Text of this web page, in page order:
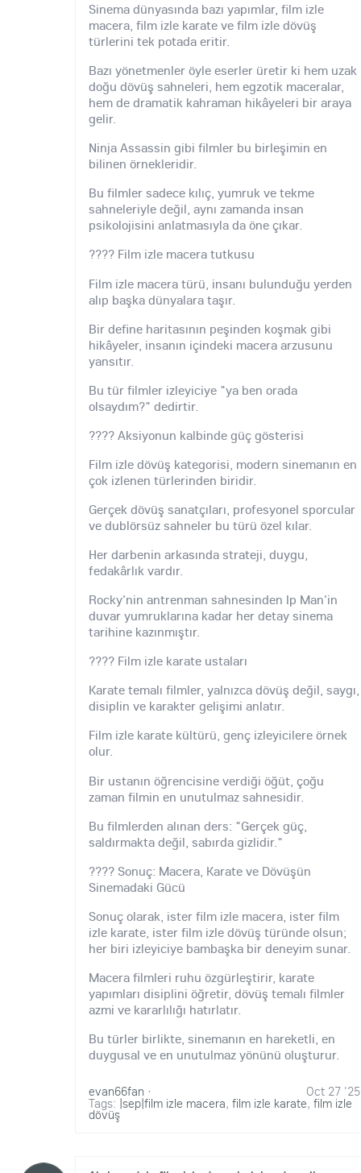
Sinema dünyasında bazı yapımlar, film izle
macera, film izle karate ve film izle dövüş
türlerini tek potada eritir.
Bazı yönetmenler öyle eserler üretir ki hem uzak
doğu dövüş sahneleri, hem egzotik maceralar,
hem de dramatik kahraman hikâyeleri bir araya
gelir.
Ninja Assassin gibi filmler bu birleşimin en
bilinen örnekleridir.
Bu filmler sadece kılıç, yumruk ve tekme
sahneleriyle değil, aynı zamanda insan
psikolojisini anlatmasıyla da öne çıkar.
???? Film izle macera tutkusu
Film izle macera türü, insanı bulunduğu yerden
alıp başka dünyalara taşır.
Bir define haritasının peşinden koşmak gibi
hikâyeler, insanın içindeki macera arzusunu
yansıtır.
Bu tür filmler izleyiciye "ya ben orada
olsaydım?" dedirtir.
???? Aksiyonun kalbinde güç gösterisi
Film izle dövüş kategorisi, modern sinemanın en
çok izlenen türlerinden biridir.
Gerçek dövüş sanatçıları, profesyonel sporcular
ve dublörsüz sahneler bu türü özel kılar.
Her darbenin arkasında strateji, duygu,
fedakârlık vardır.
Rocky'nin antrenman sahnesinden Ip Man'in
duvar yumruklarına kadar her detay sinema
tarihine kazınmıştır.
???? Film izle karate ustaları
Karate temalı filmler, yalnızca dövüş değil, saygı,
disiplin ve karakter gelişimi anlatır.
Film izle karate kültürü, genç izleyicilere örnek
olur.
Bir ustanın öğrencisine verdiği öğüt, çoğu
zaman filmin en unutulmaz sahnesidir.
Bu filmlerden alınan ders: "Gerçek güç,
saldırmakta değil, sabırda gizlidir."
???? Sonuç: Macera, Karate ve Dövüşün
Sinemadaki Gücü
Sonuç olarak, ister film izle macera, ister film
izle karate, ister film izle dövüş türünde olsun;
her biri izleyiciye bambaşka bir deneyim sunar.
Macera filmleri ruhu özgürleştirir, karate
yapımları disiplini öğretir, dövüş temalı filmler
azmi ve kararlılığı hatırlatır.
Bu türler birlikte, sinemanın en hareketli, en
duygusal ve en unutulmaz yönünü oluşturur.
evan66fan Oct 27 '25
·
Tags: |sep|film izle macera, film izle karate, film izle
dövüş